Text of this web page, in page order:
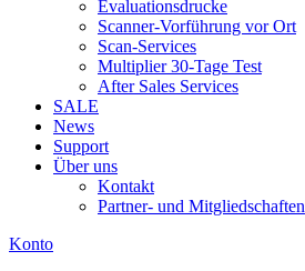
Evaluationsdrucke
Scanner-Vorführung vor Ort
Scan-Services
Multiplier 30-Tage Test
After Sales Services
SALE
News
Support
Über uns
Kontakt
Partner- und Mitgliedschaften
Konto